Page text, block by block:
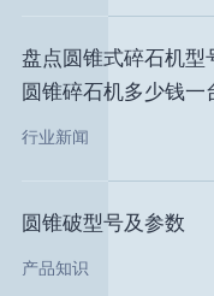
盘点圆锥式碎石机型
圆锥碎石机多少钱一
行业新闻
圆锥破型号及参数
产品知识